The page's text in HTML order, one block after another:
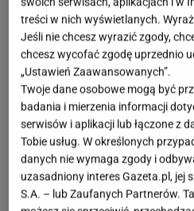
- 80 g płatków owsianych
- odrobina soli morskiej
- 300 ml wody
- 200 ml mleka sojowego
- 1 łyżka oleju kokosowego
treści w nich wyświetlanych.
Jeśli nie chcesz wyrazić zgody,
chcesz wycofać zgodę uprzednio
„Ustawień Zaawansowanych”.
Twoje dane osobowe mogą być
badania i mierzenia informacji
serwisów i aplikacji lub łączone z
Tobie usług. W określonych
danych nie wymaga zgody i
uzasadniony interes Gazeta.pl, jej
S.A. – lub Zaufanych Partnerów.